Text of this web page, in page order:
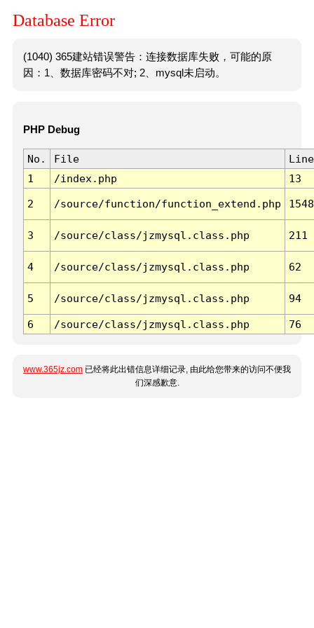
Database Error
(1040) 365建站错误警告：连接数据库失败，可能的原
因：1、数据库密码不对; 2、mysql未启动。
PHP Debug
No. File
Line
1
/index.php 13
2 /source/function/function_extend.php 1548
3 /source/class/jzmysql.class.php 211
4 /source/class/jzmysql.class.php 62
5 /source/class/jzmysql.class.php 94
6 /source/class/jzmysql.class.php 76
www.365jz.com 已经将此出错信息详细记录, 由此给您带来的访问不便我
们深感歉意.